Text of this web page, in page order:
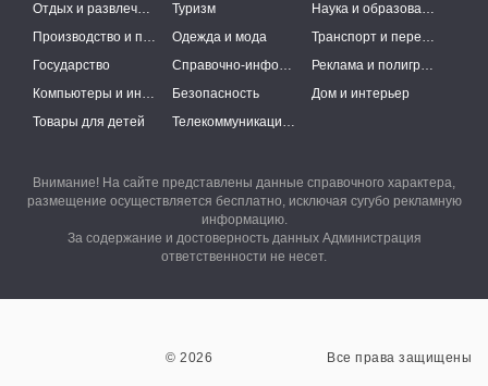
Отдых и развлечения
Туризм
Наука и образование
Производство и поставки
Одежда и мода
Транспорт и перевозки
Государство
Справочно-информационные системы
Реклама и полиграфия
Компьютеры и интернет
Безопасность
Дом и интерьер
Товары для детей
Телекоммуникации и связь
Внимание! На сайте представлены данные справочного характера,
размещение осуществляется бесплатно, исключая сугубо рекламную
информацию.
За содержание и достоверность данных Администрация
ответственности не несет.
© 2026 Все права защищены